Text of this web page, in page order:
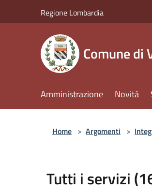
Regione Lombardia
Comune di
Amministrazione Novità
Home > Argomenti >
Tutti i servizi